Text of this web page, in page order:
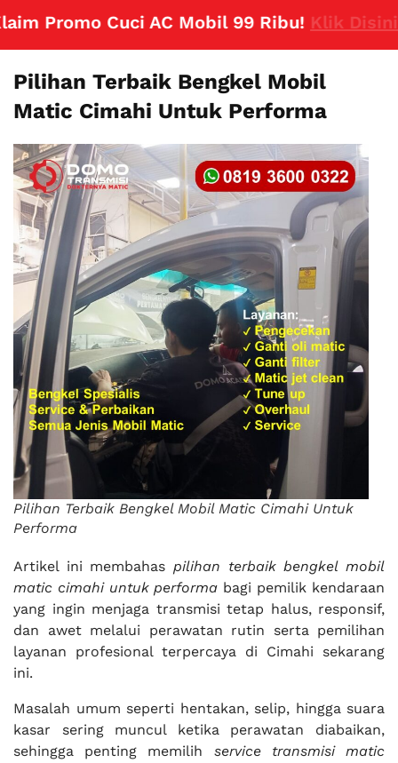
Promo Cuci AC Mobil 99 Ribu!Klik Disini
Pilihan Terbaik Bengkel Mobil
Matic Cimahi Untuk Performa
Pilihan Terbaik Bengkel Mobil Matic Cimahi Untuk
Performa
Artikel ini membahas pilihan terbaik bengkel mobil
matic cimahi untuk performa bagi pemilik kendaraan
yang ingin menjaga transmisi tetap halus, responsif,
dan awet melalui perawatan rutin serta pemilihan
layanan profesional terpercaya di Cimahi sekarang
ini.
Masalah umum seperti hentakan, selip, hingga suara
kasar sering muncul ketika perawatan diabaikan,
sehingga penting memilih service transmisi matic